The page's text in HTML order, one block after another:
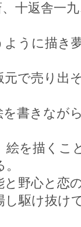
十返舎一
うに描き
で売り出
書きなが
絵を描くこ
野心と恋
駆け抜け